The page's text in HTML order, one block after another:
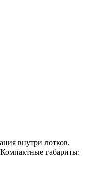
внутри лотков,
габариты: